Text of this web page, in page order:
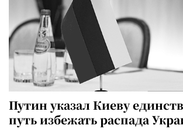
Путин указал Киеву
путь избежать распада